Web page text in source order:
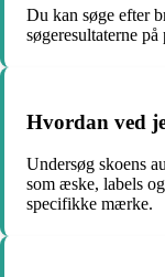
Du kan søge efter
søgeresultaterne
Hvordan ved
Undersøg skoens
som æske, labels
specifikke mærke.